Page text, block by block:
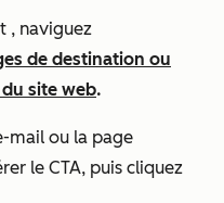
, naviguez
de destination ou
site web.
mail ou la page
le CTA, puis cliquez